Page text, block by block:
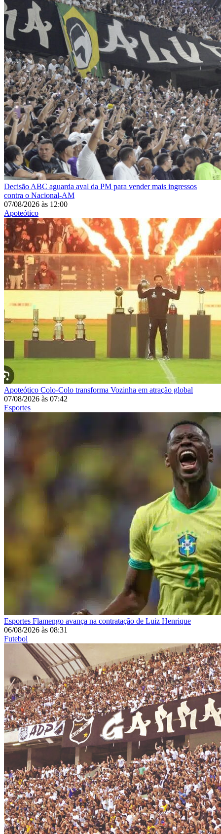
Decisão ABC aguarda aval da PM para vender mais ingressos
contra o Nacional-AM
07/08/2026 às 12:00
Apoteótico
Apoteótico Colo-Colo transforma Vozinha em atração global
07/08/2026 às 07:42
Esportes
Esportes Flamengo avança na contratação de Luiz Henrique
06/08/2026 às 08:31
Futebol